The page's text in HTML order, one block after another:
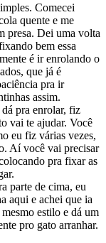
Comecei
quente e me
presa. Dei uma volta
bem essa
é ir enrolando o
que já é
pra ir
assim.
pra enrolar, fiz
vai te ajudar. Você
eu fiz várias vezes,
Aí você vai precisar
pra fixar as
parte de cima, eu
aqui e achei que ia
estilo e dá um
pro gato arranhar.